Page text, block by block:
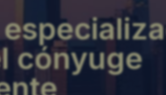
cónyuge